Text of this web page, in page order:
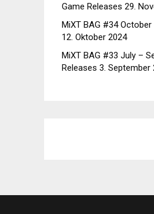
Game Releases 29.
MiXT BAG #34
12. Oktober 2024
MiXT BAG #33 July –
Releases 3. September